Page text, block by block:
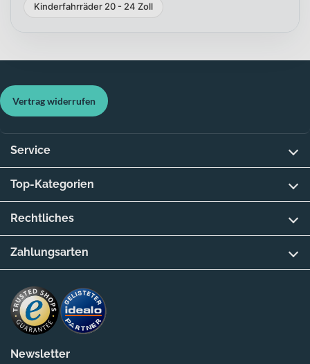
Kinderfahrräder 20 - 24 Zoll
Newsletter
Vertrag widerrufen
Service
Top-Kategorien
Rechtliches
Zahlungsarten